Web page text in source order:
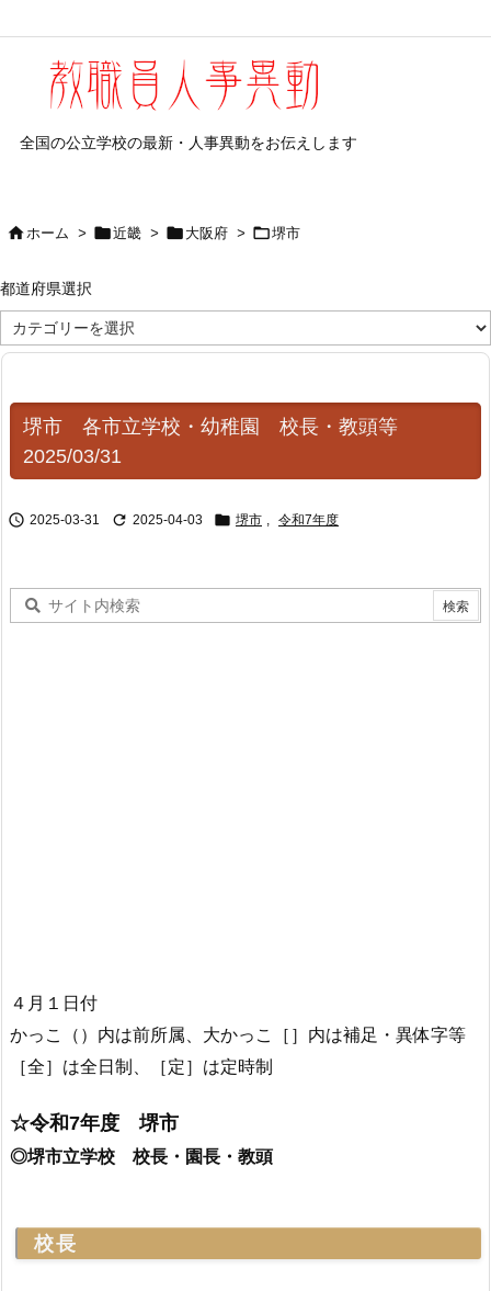
全国の公立学校の最新・人事異動をお伝えします
ホーム > 近畿 >  大阪府 > 堺市
都道府県選択
道
府
選
堺市 各市立学校・幼稚園 校長・教頭等
2025/03/31
 2025-03-31  2025-04-03  堺市 , 令和7年度
４月１日付
かっこ（）内は前所属、大かっこ［］内は補足・異体字等
［全］は全日制、［定］は定時制
☆令和7年度 堺市
◎堺市立学校 校長・園長・教頭
校長